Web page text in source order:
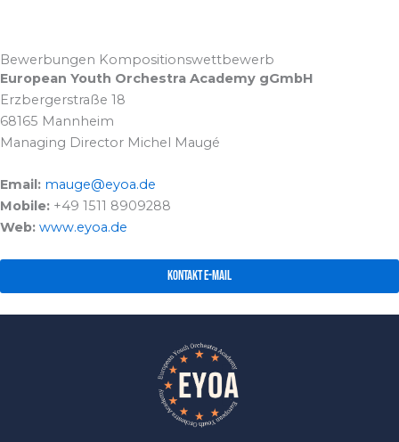
Bewerbungen Kompositionswettbewerb
European Youth Orchestra Academy gGmbH
Erzbergerstraße 18
68165 Mannheim
Managing Director Michel Maugé
Email: mauge@eyoa.de
Mobile: +49 1511 8909288
Web: www.eyoa.de
Kontakt E-Mail